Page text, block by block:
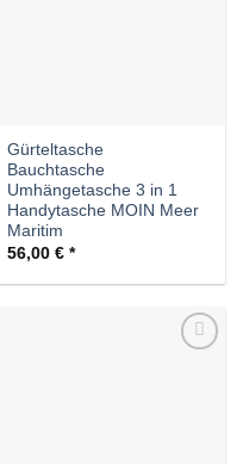
Gürteltasche
Bauchtasche
Umhängetasche 3 in 1
Handytasche MOIN Meer
Maritim
56,00€